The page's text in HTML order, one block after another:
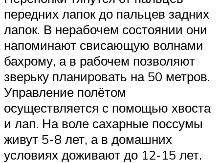
передних лапок до пальцев задних
лапок. В нерабочем состоянии они
напоминают свисающую волнами
бахрому, а в рабочем позволяют
зверьку планировать на 50 метров.
Управление полётом
осуществляется с помощью хвоста
и лап. На воле сахарные поссумы
живут 5-8 лет, а в домашних
условиях доживают до 12-15 лет.